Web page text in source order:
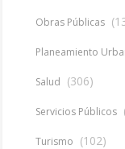
Obras Públicas
Planeamiento
Salud (306)
Servicios Públicos
Turismo (102)